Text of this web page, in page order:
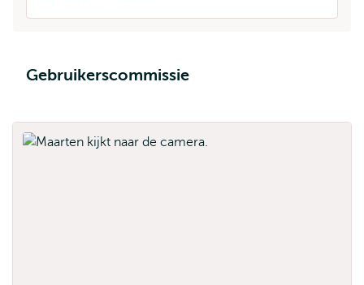
Gebruikerscommissie